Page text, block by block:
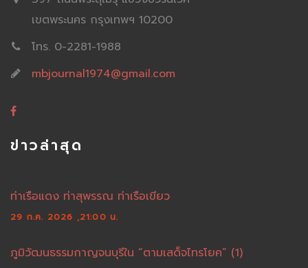
เขตพระนคร กรุงเทพฯ 10200
โทร. 0-2281-1988
mbjournal1974@gmail.com
ข่าวล่าสุด
ท่าเรือแดง ท่าสุพรรณ ท่าเรือเขียว
29 ก.ค. 2026 ,21:00 น.
ภูมิวัฒนธรรมกาญจนบุรีใน “ตามเสด็จไทรโยค” (1)